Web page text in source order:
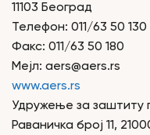
11103 Београд
Телефон: 011/63 50 130
Факс: 011/63 50 180
Мејл: aers@aers.rs
www.aers.rs
Удружење за заштиту
Раваничка број 11,